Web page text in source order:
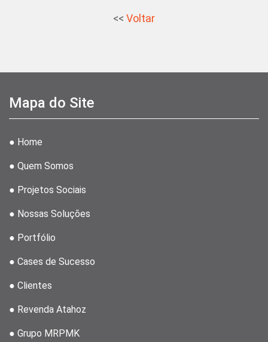
<< Voltar
Mapa do Site
● Home
● Quem Somos
● Projetos Sociais
● Nossas Soluções
● Portfólio
● Cases de Sucesso
● Clientes
● Revenda Atahoz
● Grupo MRPMK